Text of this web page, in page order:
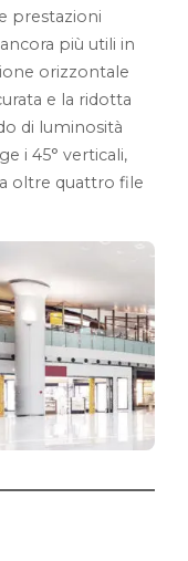
prestazioni
più utili in
orizzontale
e la ridotta
di luminosità
i 45° verticali,
oltre quattro file